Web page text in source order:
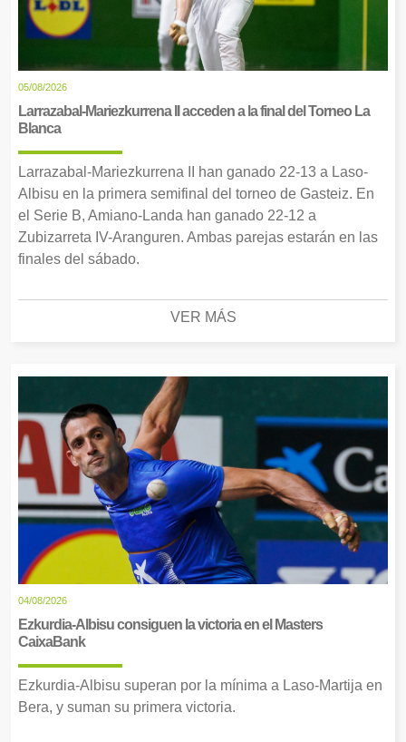
05/08/2026
Larrazabal-Mariezkurrena II acceden a la final del Torneo La
Blanca
Larrazabal-Mariezkurrena II han ganado 22-13 a Laso-
Albisu en la primera semifinal del torneo de Gasteiz. En
el Serie B, Amiano-Landa han ganado 22-12 a
Zubizarreta IV-Aranguren. Ambas parejas estarán en las
finales del sábado.
VER MÁS
04/08/2026
Ezkurdia-Albisu consiguen la victoria en el Masters
CaixaBank
Ezkurdia-Albisu superan por la mínima a Laso-Martija en
Bera, y suman su primera victoria.